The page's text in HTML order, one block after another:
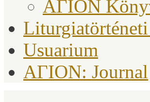
ΑΓΙΟΝ
Usuarium
AΓION: Journal